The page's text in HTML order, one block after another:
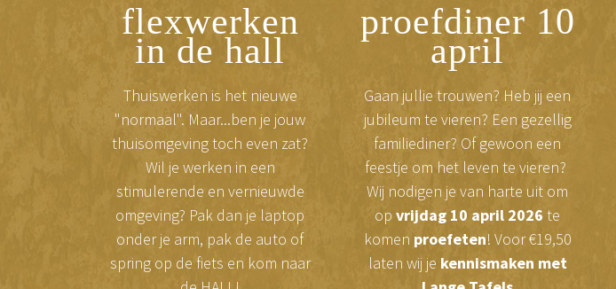
flexwerken
in de hall
Thuiswerken is het nieuwe
"normaal". Maar...ben je jouw
thuisomgeving toch even zat?
Wil je werken in een
stimulerende en vernieuwde
omgeving? Pak dan je laptop
onder je arm, pak de auto of
spring op de fiets en kom naar
proefdiner 10
april
Gaan jullie trouwen? Heb jij een
jubileum te vieren? Een gezellig
familiediner? Of gewoon een
feestje om het leven te vieren?
Wij nodigen je van harte uit om
op vrijdag 10 april 2026 te
komen proefeten! Voor €19,50
laten wij je kennismaken met